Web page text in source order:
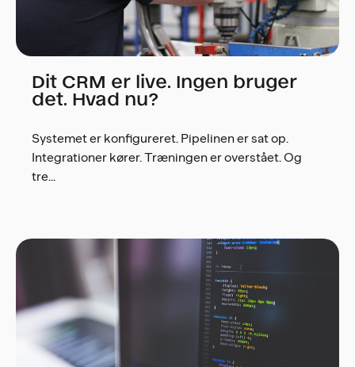
Dit CRM er live. Ingen bruger
det. Hvad nu?
Systemet er konfigureret. Pipelinen er sat op.
Integrationer kører. Træningen er overstået. Og
tre...